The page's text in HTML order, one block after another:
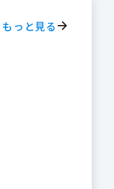
もっと見る